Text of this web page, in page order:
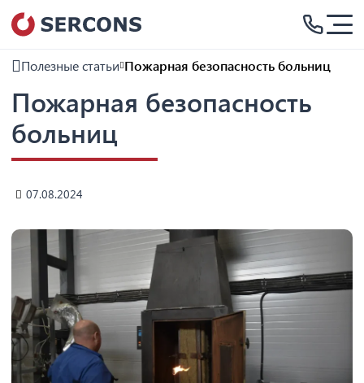
Полезные статьи Пожарная безопасность больниц
Пожарная безопасность
больниц
07.08.2024